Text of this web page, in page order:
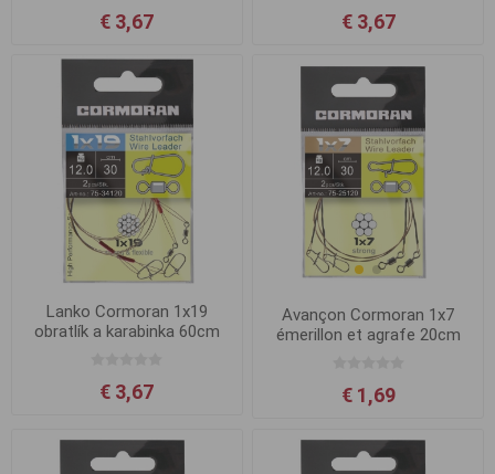
€ 3,67 € 3,67
Lanko Cormoran 1x19
obratlík a karabinka 60cm
€ 3,67
Avançon Cormoran 1x7
émerillon et agrafe 20cm
€ 1,69